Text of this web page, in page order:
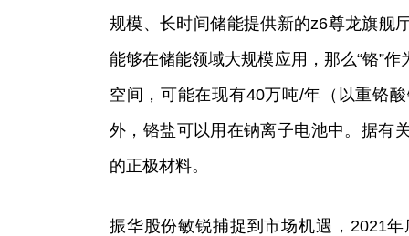
规模、长时间储能提供新的z6尊龙旗舰
能够在储能领域大规模应用，那么“铬”
空间，可能在现有40万吨/年（以重铬
外，铬盐可以用在钠离子电池中。据有
的正极材料。
振华股份敏锐捕捉到市场机遇，2021